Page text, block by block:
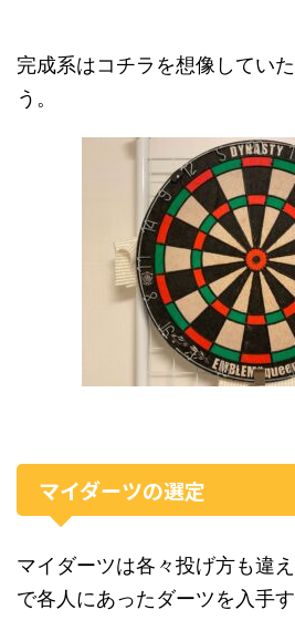
完成系はコチラを想像してい
う。
マイダーツの選定
マイダーツは各々投げ方も違
で各人にあったダーツを入手